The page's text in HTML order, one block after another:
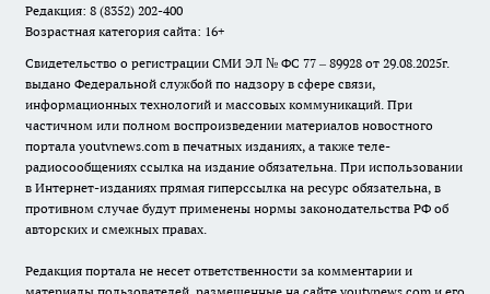
Редакция: 8 (8352) 202-400
Возрастная категория сайта: 16+
Свидетельство о регистрации СМИ ЭЛ № ФС 77 – 89928 от 29.08.2025г.
выдано Федеральной службой по надзору в сфере связи,
информационных технологий и массовых коммуникаций. При
частичном или полном воспроизведении материалов новостного
портала youtvnews.com в печатных изданиях, а также теле-
радиосообщениях ссылка на издание обязательна. При использовании
в Интернет-изданиях прямая гиперссылка на ресурс обязательна, в
противном случае будут применены нормы законодательства РФ об
авторских и смежных правах.
Редакция портала не несет ответственности за комментарии и